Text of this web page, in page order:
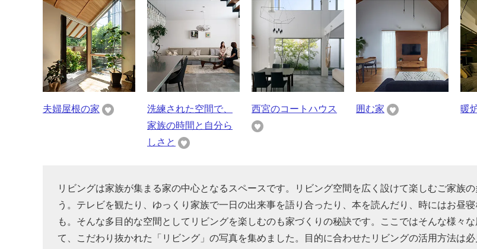
夫婦屋根の家
洗練された空間で、
家族の時間と自分ら
しさと
西宮のコートハウス 囲む家 暖
リビングは家族が集まる家の中心となるスペースです。リビング空間を広く設けて楽しむご家族の
う。テレビを観たり、ゆっくり家族で一日の出来事を語り合ったり、本を読んだり、時にはお昼寝
も。そんな多目的な空間としてリビングを楽しむのも家づくりの秘訣です。ここではそんな様々
て、こだわり抜かれた「リビング」の写真を集めました。目的に合わせたリビングの活用方法は